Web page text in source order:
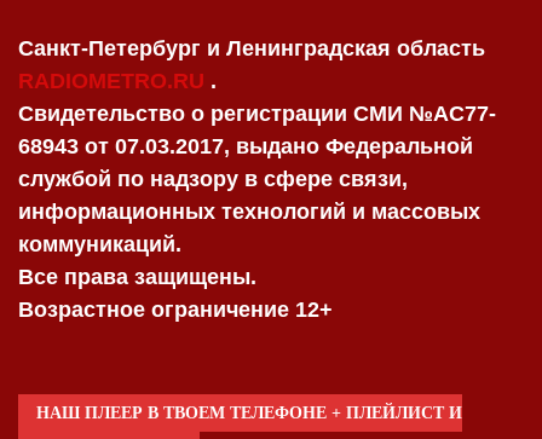
Санкт-Петербург и Ленинградская область
RADIOMETRO.RU .
Свидетельство о регистрации СМИ №AC77-
68943 от 07.03.2017, выдано Федеральной
службой по надзору в сфере связи,
информационных технологий и массовых
коммуникаций.
Все права защищены.
Возрастное ограничение 12+
НАШ ПЛЕЕР В ТВОЕМ ТЕЛЕФОНЕ + ПЛЕЙЛИСТ И